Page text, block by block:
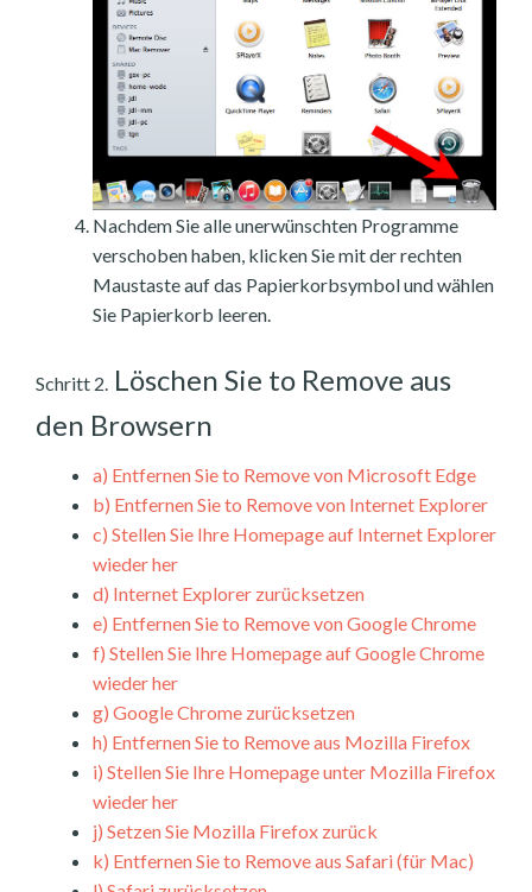
Nachdem Sie alle unerwünschten Programme
verschoben haben, klicken Sie mit der rechten
Maustaste auf das Papierkorbsymbol und wählen
Sie Papierkorb leeren.
Schritt 2. Löschen Sie to Remove aus
den Browsern
a) Entfernen Sie to Remove von Microsoft Edge
b) Entfernen Sie to Remove von Internet Explorer
c) Stellen Sie Ihre Homepage auf Internet Explorer
wieder her
d) Internet Explorer zurücksetzen
e) Entfernen Sie to Remove von Google Chrome
f) Stellen Sie Ihre Homepage auf Google Chrome
wieder her
g) Google Chrome zurücksetzen
h) Entfernen Sie to Remove aus Mozilla Firefox
i) Stellen Sie Ihre Homepage unter Mozilla Firefox
wieder her
j) Setzen Sie Mozilla Firefox zurück
k) Entfernen Sie to Remove aus Safari (für Mac)